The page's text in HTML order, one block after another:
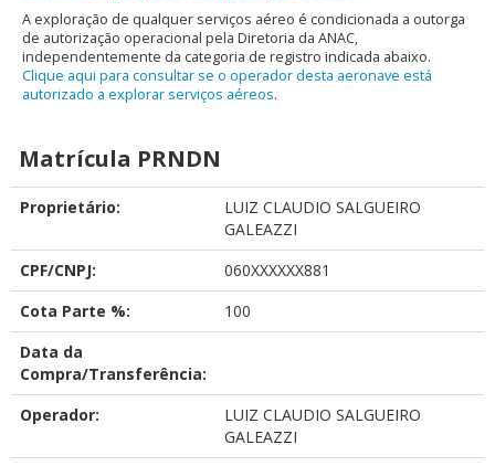
A exploração de qualquer serviços aéreo é condicionada a outorga
de autorização operacional pela Diretoria da ANAC,
independentemente da categoria de registro indicada abaixo.
Clique aqui para consultar se o operador desta aeronave está
autorizado a explorar serviços aéreos.
Matrícula PRNDN
Proprietário:
LUIZ CLAUDIO SALGUEIRO
GALEAZZI
CPF/CNPJ:
060XXXXXX881
Cota Parte %:
100
Data da
Compra/Transferência:
Operador:
LUIZ CLAUDIO SALGUEIRO
GALEAZZI